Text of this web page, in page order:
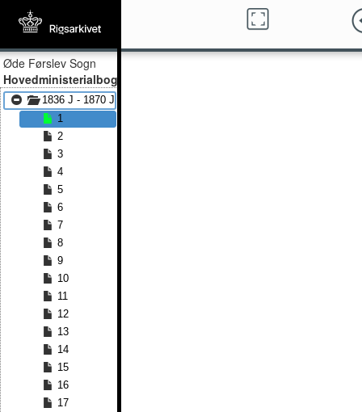
Øde Førslev Sogn
Hovedministerialbog
1836 J - 1870 J
1
2
3
4
5
6
7
8
9
10
11
12
13
14
15
16
17